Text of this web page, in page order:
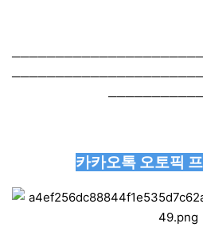
카카오톡 오토픽